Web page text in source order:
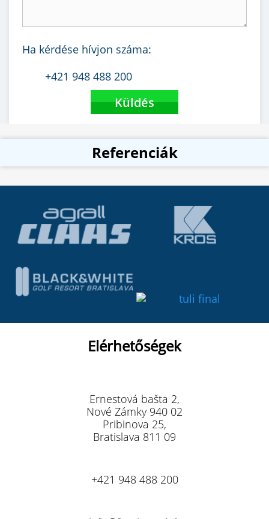
Ha kérdése hívjon száma:
+421 948 488 200
Referenciák
Elérhetőségek
Ernestová bašta 2,
Nové Zámky 940 02
Pribinova 25,
Bratislava 811 09
+421 948 488 200